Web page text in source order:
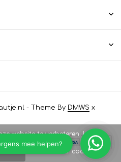
- Theme By DMWS x
website te verbeteren. Is dat
Meer over cookies »